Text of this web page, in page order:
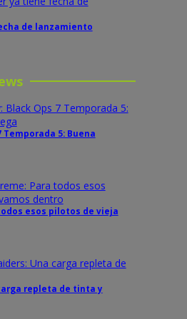
de lanzamiento
Temporada 5: Buena
esos pilotos de vieja
repleta de tinta y